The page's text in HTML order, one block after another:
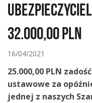
Ubezpieczyciel
32.000,00 PLN
16/04/2021
25.000,00 PLN
ustawowe za
jednej z naszych